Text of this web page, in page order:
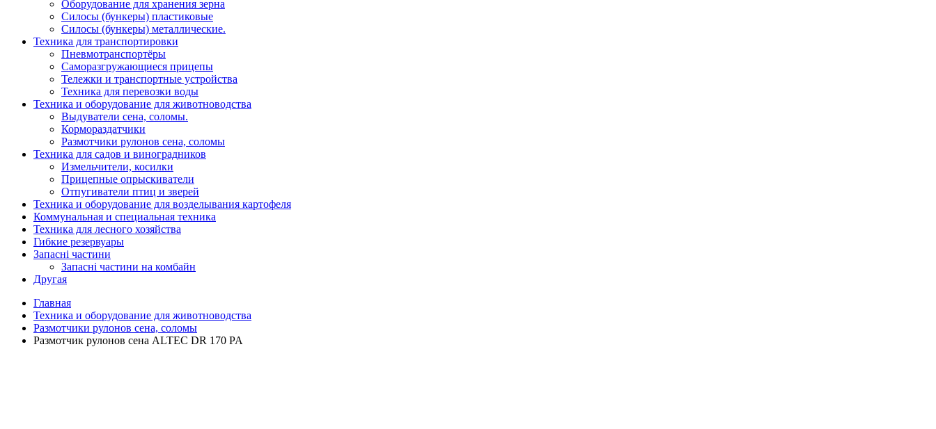
Оборудование для хранения зерна
Силосы (бункеры) пластиковые
Силосы (бункеры) металлические.
Техника для транспортировки
Пневмотранспортёры
Саморазгружающиеся прицепы
Тележки и транспортные устройства
Техника для перевозки воды
Техника и оборудование для животноводства
Выдуватели сена, соломы.
Кормораздатчики
Размотчики рулонов сена, соломы
Техника для садов и виноградников
Измельчители, косилки
Прицепные опрыскиватели
Отпугиватели птиц и зверей
Техника и оборудование для возделывания картофеля
Коммунальная и специальная техника
Техника для лесного хозяйства
Гибкие резервуары
Запасні частини
Запасні частини на комбайн
Другая
Главная
Техника и оборудование для животноводства
Размотчики рулонов сена, соломы
Размотчик рулонов сена ALTEC DR 170 PA